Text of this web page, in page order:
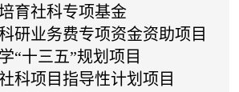
育社科专项基金
研业务费专项资金资助项目
“十三五”规划项目
科项目指导性计划项目